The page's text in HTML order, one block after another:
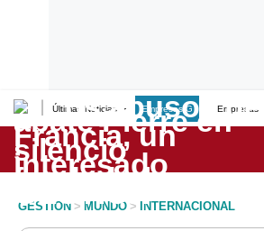
Últimas Noticias Empresas G Empresas
Lo último
Peru Quiosco
GESTION > MUNDO > INTERNACIONAL